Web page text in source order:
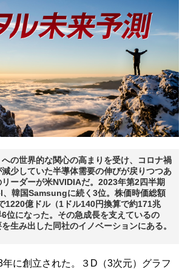
の世界的な関心の高まりを受け、コロナ禍
少していた半導体需要の伸びが戻りつつあ
ーダーが米NVIDIAだ。2023年第2四半期
韓国Samsungに続く3位。株価時価総額
1220億ドル（1ドル140円換算で約171兆
位になった。その急成長を支えているの
生み出した同社のイノベーションにある。
に創立された。３D（3次元）グラフ